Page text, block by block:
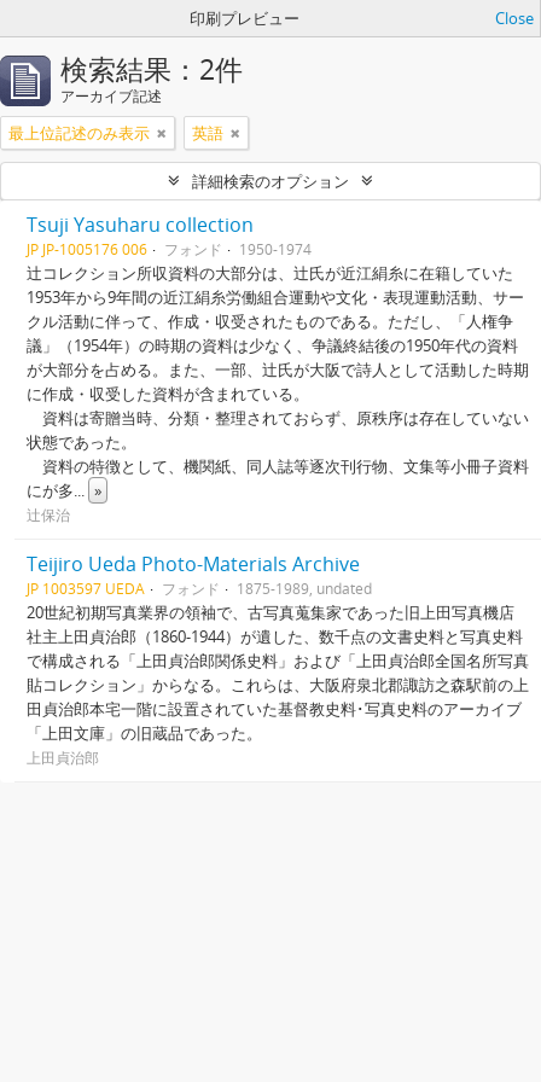
印刷プレビュー Close
検索結果：2件
アーカイブ記述
最上位記述のみ表示 英語
詳細検索のオプション
Tsuji Yasuharu collection
JP JP-1005176 006 フォンド 1950-1974
辻コレクション所収資料の大部分は、辻氏が近江絹糸に在籍していた
1953年から9年間の近江絹糸労働組合運動や文化・表現運動活動、サー
クル活動に伴って、作成・収受されたものである。ただし、「人権争
議」（1954年）の時期の資料は少なく、争議終結後の1950年代の資料
が大部分を占める。また、一部、辻氏が大阪で詩人として活動した時期
に作成・収受した資料が含まれている。
資料は寄贈当時、分類・整理されておらず、原秩序は存在していない
状態であった。
資料の特徴として、機関紙、同人誌等逐次刊行物、文集等小冊子資料
にが多... »
辻保治
Teijiro Ueda Photo-Materials Archive
JP 1003597 UEDA フォンド 1875-1989, undated
20世紀初期写真業界の領袖で、古写真蒐集家であった旧上田写真機店
社主上田貞治郎（1860-1944）が遺した、数千点の文書史料と写真史料
で構成される「上田貞治郎関係史料」および「上田貞治郎全国名所写真
貼コレクション」からなる。これらは、大阪府泉北郡諏訪之森駅前の上
田貞治郎本宅一階に設置されていた基督教史料･写真史料のアーカイブ
「上田文庫」の旧蔵品であった。
上田貞治郎